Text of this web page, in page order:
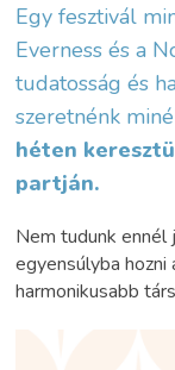
Egy fesztivál
Everness és a
tudatosság és
szeretnénk
héten
partján.
Nem tudunk ennél
egyensúlyba
harmonikusabb